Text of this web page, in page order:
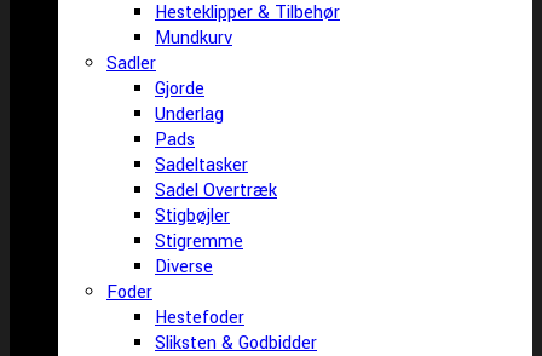
Hesteklipper & Tilbehør
Mundkurv
Sadler
Gjorde
Underlag
Pads
Sadeltasker
Sadel Overtræk
Stigbøjler
Stigremme
Diverse
Foder
Hestefoder
Sliksten & Godbidder